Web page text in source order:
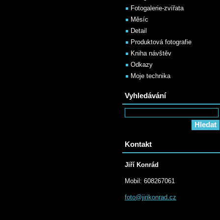
Fotogalerie-zvířata
Měsíc
Detail
Produktová fotografie
Kniha návštěv
Odkazy
Moje technika
Vyhledávání
Kontakt
Jiří Konrád
Mobil: 608267061
foto@jirikonrad.cz